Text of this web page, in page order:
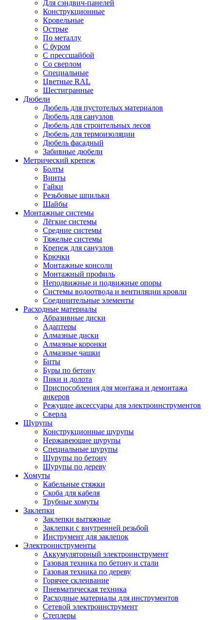
Для сэндвич-панелей
Конструкционные
Кровельные
Острые
По металлу
С буром
С прессшайбой
Со сверлом
Специальные
Цветные RAL
Шестигранные
Дюбели
Дюбель для пустотелых материалов
Дюбель для санузлов
Дюбель для строительных лесов
Дюбель для термоизоляции
Дюбель фасадный
Забивные дюбели
Метрический крепеж
Болты
Винты
Гайки
Резьбовые шпильки
Шайбы
Монтажные системы
Лёгкие системы
Средние системы
Тяжелые системы
Крепеж для санузлов
Крючки
Монтажные консоли
Монтажный профиль
Неподвижные и подвижные опоры
Системы водоотвода и вентиляции кровли
Соединительные элементы
Расходные материалы
Абразивные диски
Адаптеры
Алмазные диски
Алмазные коронки
Алмазные чашки
Биты
Буры по бетону
Пики и долота
Приспособления для монтажа и демонтажа
анкеров
Режущие аксессуары для электроинструментов
Сверла
Шурупы
Конструкционные шурупы
Нержавеющие шурупы
Специальные шурупы
Шурупы по бетону
Шурупы по дереву
Хомуты
Кабельные стяжки
Скоба для кабеля
Трубные хомуты
Заклепки
Заклепки вытяжные
Заклепки с внутренней резьбой
Инструмент для заклепок
Электроинструменты
Аккумуляторный электроинструмент
Газовая техника по бетону и стали
Газовая техника по дереву
Горячее склеивание
Пневматическая техника
Расходные материалы для инструментов
Сетевой электроинструмент
Степлеры